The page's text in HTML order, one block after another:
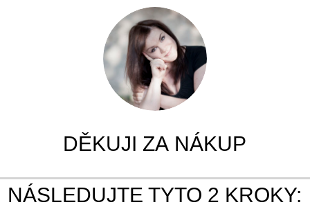
DĚKUJI ZA NÁKUP
NÁSLEDUJTE TYTO 2 KROKY: